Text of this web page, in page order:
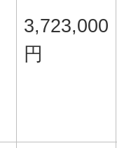
3,723,000
円